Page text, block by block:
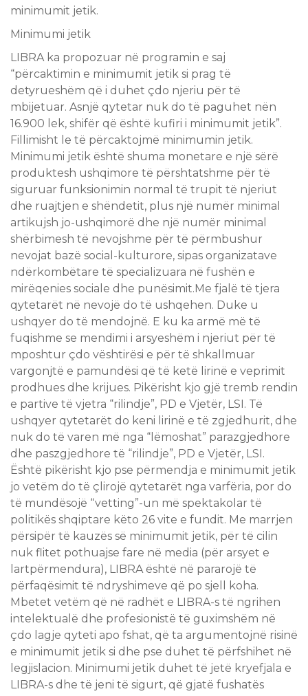
minimumit jetik.
Minimumi jetik
LIBRA ka propozuar në programin e saj
“përcaktimin e minimumit jetik si prag të
detyrueshëm që i duhet çdo njeriu për të
mbijetuar. Asnjë qytetar nuk do të paguhet nën
16.900 lek, shifër që është kufiri i minimumit jetik”.
Fillimisht le të përcaktojmë minimumin jetik.
Minimumi jetik është shuma monetare e një sërë
produktesh ushqimore të përshtatshme për të
siguruar funksionimin normal të trupit të njeriut
dhe ruajtjen e shëndetit, plus një numër minimal
artikujsh jo-ushqimorë dhe një numër minimal
shërbimesh të nevojshme për të përmbushur
nevojat bazë social-kulturore, sipas organizatave
ndërkombëtare të specializuara në fushën e
mirëqenies sociale dhe punësimit.Me fjalë të tjera
qytetarët në nevojë do të ushqehen. Duke u
ushqyer do të mendojnë. E ku ka armë më të
fuqishme se mendimi i arsyeshëm i njeriut për të
mposhtur çdo vështirësi e për të shkallmuar
vargonjtë e pamundësi që të ketë lirinë e veprimit
prodhues dhe krijues. Pikërisht kjo gjë tremb rendin
e partive të vjetra “rilindje”, PD e Vjetër, LSI. Të
ushqyer qytetarët do keni lirinë e të zgjedhurit, dhe
nuk do të varen më nga “lëmoshat” parazgjedhore
dhe paszgjedhore të “rilindje”, PD e Vjetër, LSI.
Është pikërisht kjo pse përmendja e minimumit jetik
jo vetëm do të çlirojë qytetarët nga varfëria, por do
të mundësojë “vetting”-un më spektakolar të
politikës shqiptare këto 26 vite e fundit. Me marrjen
përsipër të kauzës së minimumit jetik, për të cilin
nuk flitet pothuajse fare në media (për arsyet e
lartpërmendura), LIBRA është në pararojë të
përfaqësimit të ndryshimeve që po sjell koha.
Mbetet vetëm që në radhët e LIBRA-s të ngrihen
intelektualë dhe profesionistë të guximshëm në
çdo lagje qyteti apo fshat, që ta argumentojnë risinë
e minimumit jetik si dhe pse duhet të përfshihet në
legjislacion. Minimumi jetik duhet të jetë kryefjala e
LIBRA-s dhe të jeni të sigurt, që gjatë fushatës